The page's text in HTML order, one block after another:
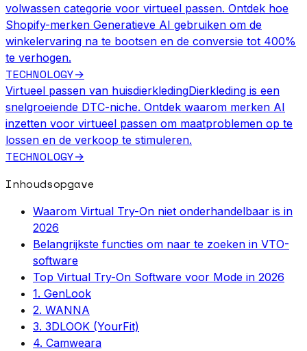
volwassen categorie voor virtueel passen. Ontdek hoe
Shopify-merken Generatieve AI gebruiken om de
winkelervaring na te bootsen en de conversie tot 400%
te verhogen.
TECHNOLOGY→
Virtueel passen van huisdierkledingDierkleding is een
snelgroeiende DTC-niche. Ontdek waarom merken AI
inzetten voor virtueel passen om maatproblemen op te
lossen en de verkoop te stimuleren.
TECHNOLOGY→
Inhoudsopgave
Waarom Virtual Try-On niet onderhandelbaar is in
2026
Belangrijkste functies om naar te zoeken in VTO-
software
Top Virtual Try-On Software voor Mode in 2026
1. GenLook
2. WANNA
3. 3DLOOK (YourFit)
4. Camweara